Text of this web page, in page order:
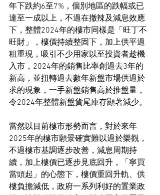
年下跌約6至7%，個別地區的跌幅或已
達至一成以上，不過在撤辣及減息效應
下，整體2024年的樓市同樣是「旺丁不
旺財」，樓價持續整固下，加上供平過
租重現，吸引不少用家以至投資者趁機
入市，2024年的銷售比率創過去3年的
新高，並扭轉過去數年新盤市場供過於
求的現象，一手新盤銷售高於推盤量，
令2024年整體新盤貨尾庫存顯著減少。
當然以目前樓市形勢而言，對於來年
2025年的樓市願景確實難以過於樂觀，
不過樓市基調逐步改善，減息周期持
續，加上樓價已逐步見底回升，「寧買
當頭起」的心態下，樓價重回升軌、供
樓負擔減低，政府一系列利好的置業政